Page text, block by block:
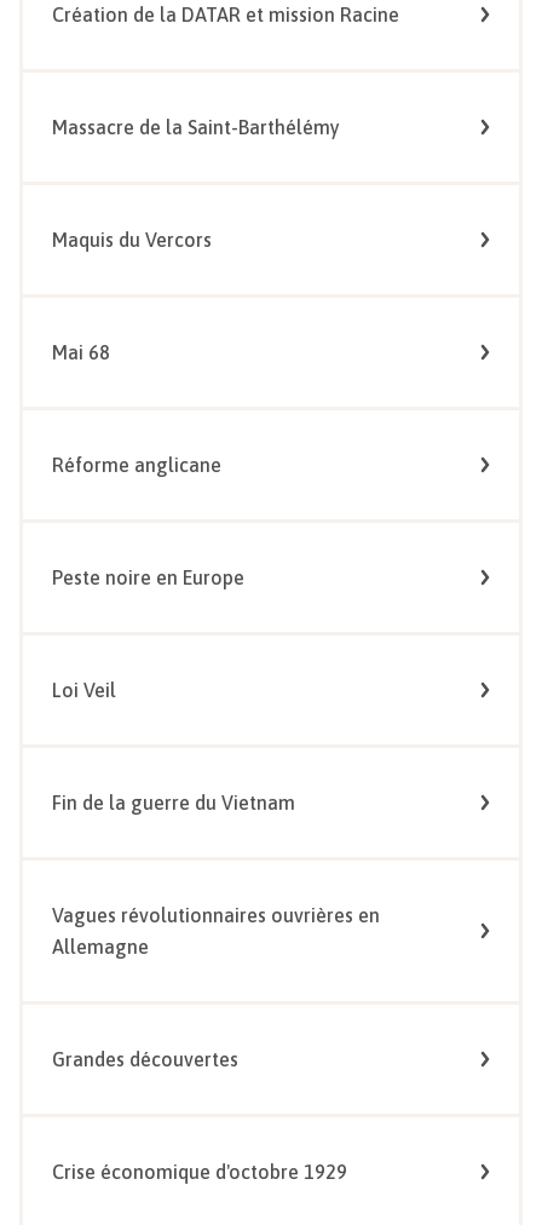
Création de la DATAR et mission Racine
Massacre de la Saint-Barthélémy
Maquis du Vercors
Mai 68
Réforme anglicane
Peste noire en Europe
Loi Veil
Fin de la guerre du Vietnam
Vagues révolutionnaires ouvrières en
Allemagne
Grandes découvertes
Crise économique d'octobre 1929